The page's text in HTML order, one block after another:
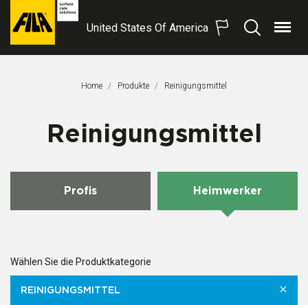
FILA
United States Of America
SuchenMenü
Home Produkte Aktuelle Seite:
Reinigungsmittel
Reinigungsmittel
Profis Heimwerker
Wählen Sie die Produktkategorie
REINIGUNGSMITTEL